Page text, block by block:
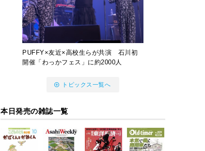
PUFFY×友近×高校生らが共演 石川初
開催「わっかフェス」に約2000人
トピックス一覧へ
本日発売の雑誌一覧